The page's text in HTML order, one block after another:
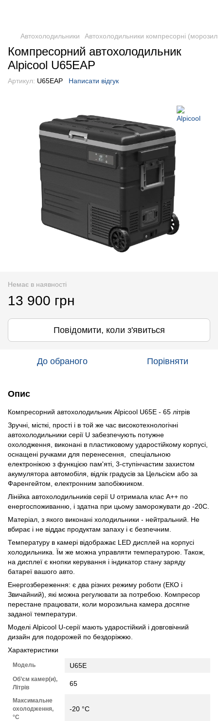
Автохолодильники Автохолодильники компресорні
Компресорний автохолодильник
Alpicool U65EAP
Артикул: U65EAP Написати відгук
Немає в наявності
13 900 грн
Повідомити, коли з'явиться
До обраного Порівняти
Опис
Компресорний автохолодильник Alpicool U65E - 65 літрів
Зручні, місткі, прості і в той же час високотехнологічні
автохолодильники серії U забезпечують потужне
охолодження, виконані в пластиковому ударостійкому корпусі,
оснащені ручками для перенесення, спеціальною
електронікою з функцією пам'яті, 3-ступінчастим захистом
акумулятора автомобіля, відлік градусів за Цельсієм або за
Фаренгейтом, електронним запобіжником.
Лінійка автохолодильників серії U отримала клас А++ по
енергоспоживанню, і здатна при цьому заморожувати до -20C.
Матеріал, з якого виконані холодильники - нейтральний. Не
вбирає і не віддає продуктам запаху і є безпечним.
Температуру в камері відображає LED дисплей на корпусі
холодильника. Їм же можна управляти температурою. Також,
на дисплеї є кнопки керування і індикатор стану заряду
батареї вашого авто.
Енергозбереження: є два різних режиму роботи (ЕКО і
Звичайний), які можна регулювати за потребою. Компресор
перестане працювати, коли морозильна камера досягне
заданої температури.
Моделі Alpicool U-серії мають ударостійкий і довговічний
дизайн для подорожей по бездоріжжю.
Характеристики
Модель U65E
Об’єм камер(и),
Літрів
65
Максимальне
охолодження,
°C
-20 °C